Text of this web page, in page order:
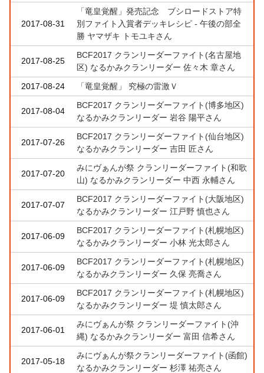
2017-08-31
「竜皇覚醒」発売記念 ブシロードストア特
別ファイト入賞者デッキレシピ - 午後の部全
勝 ヤマザキ トモユキさん
2017-08-25
BCF2017 クランリーダーファイト(名古屋地
区) なるかみクランリーダー 佐々木 章さん
2017-08-24
「竜皇覚醒」 究極の雷激Ｖ
2017-08-04
BCF2017 クランリーダーファイト(博多地区)
なるかみクランリーダー 岩谷 陽平さん
2017-07-26
BCF2017 クランリーダーファイト(仙台地区)
なるかみクランリーダー 吉田 匠さん
2017-07-20
みにヴぁんが祭 クランリーダーファイト(和歌
山) なるかみクランリーダー 中西 永輔さん
2017-07-07
BCF2017 クランリーダーファイト(大阪地区)
なるかみクランリーダー 江戸野 慎也さん
2017-06-09
BCF2017 クランリーダーファイト(札幌地区)
なるかみクランリーダー 小林 光太郎さん
2017-06-09
BCF2017 クランリーダーファイト(札幌地区)
なるかみクランリーダー 久保 亮喬さん
2017-06-09
BCF2017 クランリーダーファイト(札幌地区)
なるかみクランリーダー 堤 慎太郎さん
2017-06-01
みにヴぁんが祭 クランリーダーファイト(沖
縄) なるかみクランリーダー 富田 信希さん
2017-05-18
みにヴぁんが祭クランリーダーファイト(函館)
なるかみクランリーダー 杉澤 祐亮さん